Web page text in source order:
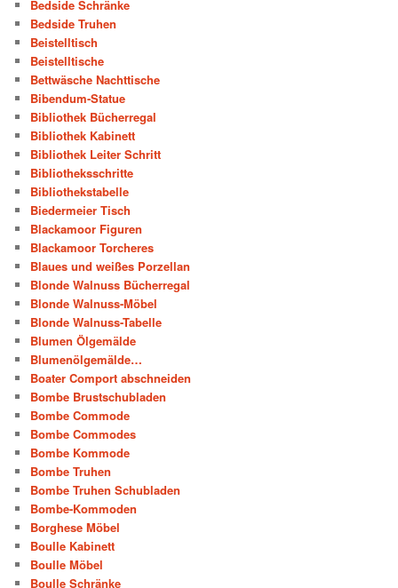
Bedside Schränke
Bedside Truhen
Beistelltisch
Beistelltische
Bettwäsche Nachttische
Bibendum-Statue
Bibliothek Bücherregal
Bibliothek Kabinett
Bibliothek Leiter Schritt
Bibliotheksschritte
Bibliothekstabelle
Biedermeier Tisch
Blackamoor Figuren
Blackamoor Torcheres
Blaues und weißes Porzellan
Blonde Walnuss Bücherregal
Blonde Walnuss-Möbel
Blonde Walnuss-Tabelle
Blumen Ölgemälde
Blumenölgemälde…
Boater Comport abschneiden
Bombe Brustschubladen
Bombe Commode
Bombe Commodes
Bombe Kommode
Bombe Truhen
Bombe Truhen Schubladen
Bombe-Kommoden
Borghese Möbel
Boulle Kabinett
Boulle Möbel
Boulle Schränke